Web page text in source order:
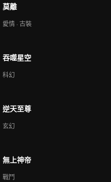
莫離
愛情 · 古裝
吞噬星空
科幻
逆天至尊
玄幻
無上神帝
戰鬥